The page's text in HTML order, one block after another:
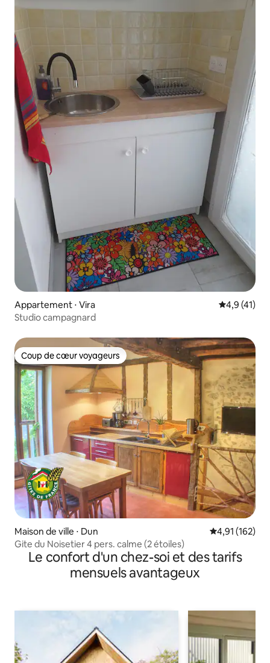
Appartement ⋅ Vira Évaluation
4,9 (41)
Studio campagnard
Coup de cœur voyageurs
Coup de cœur voyageurs
Maison de ville ⋅ Dun Évaluation
4,91 (162)
Gite du Noisetier 4 pers. calme (2 étoiles)
Le confort d'un chez-soi et des tarifs
mensuels avantageux